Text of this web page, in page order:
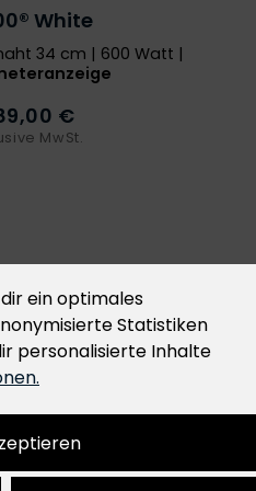
White
34 cm | 600 Watt |
€
MwSt.
Regulation – GPSR)
ist für die
auf das oben
ein optimales
Statistiken
personalisierte Inhalte